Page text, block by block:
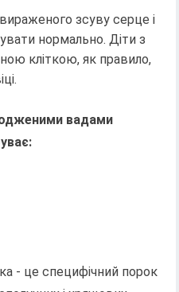
зсуву серце і
нормально. Діти з
кліткою, як правило,
вадами
- це специфічний порок